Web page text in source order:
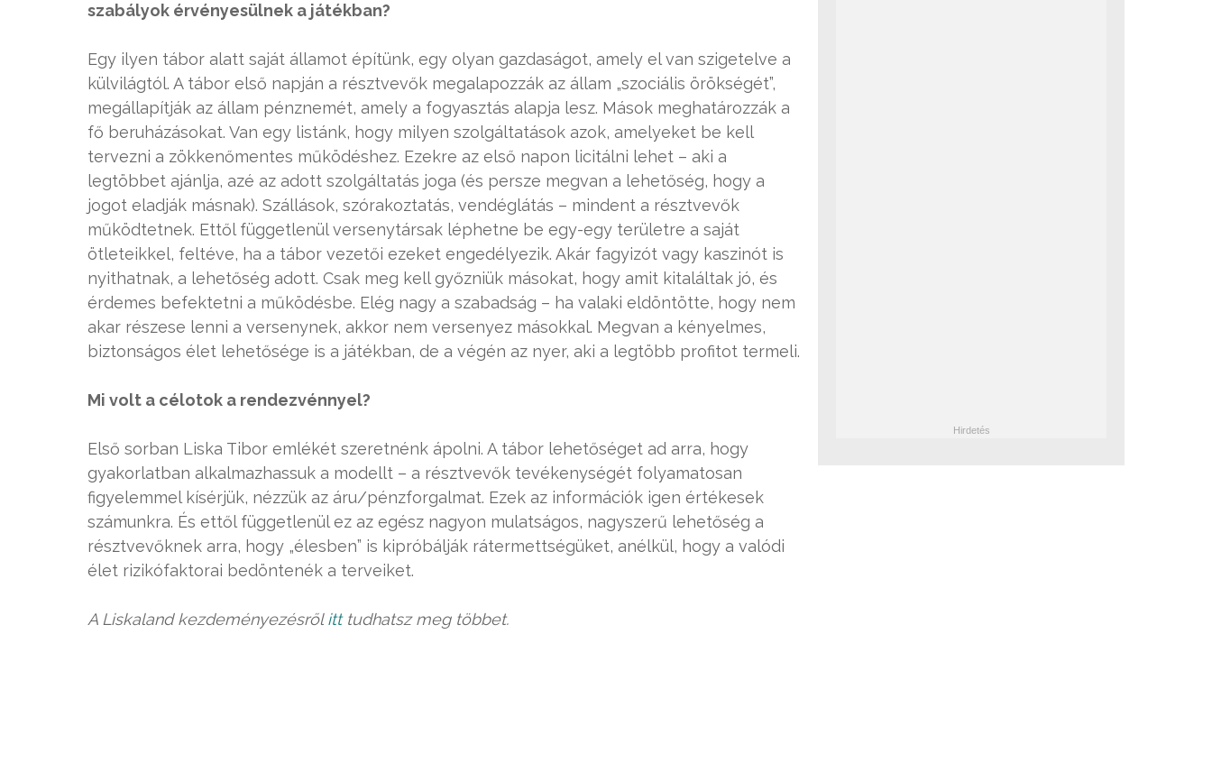
szabályok érvényesülnek a játékban?
Egy ilyen tábor alatt saját államot építünk, egy olyan gazdaságot, amely el van szigetelve a
külvilágtól. A tábor első napján a résztvevők megalapozzák az állam „szociális örökségét”,
megállapítják az állam pénznemét, amely a fogyasztás alapja lesz. Mások meghatározzák a
fő beruházásokat. Van egy listánk, hogy milyen szolgáltatások azok, amelyeket be kell
tervezni a zökkenőmentes működéshez. Ezekre az első napon licitálni lehet – aki a
legtöbbet ajánlja, azé az adott szolgáltatás joga (és persze megvan a lehetőség, hogy a
jogot eladják másnak). Szállások, szórakoztatás, vendéglátás – mindent a résztvevők
működtetnek. Ettől függetlenül versenytársak léphetne be egy-egy területre a saját
ötleteikkel, feltéve, ha a tábor vezetői ezeket engedélyezik. Akár fagyizót vagy kaszinót is
nyithatnak, a lehetőség adott. Csak meg kell győzniük másokat, hogy amit kitaláltak jó, és
érdemes befektetni a működésbe. Elég nagy a szabadság – ha valaki eldöntötte, hogy nem
akar részese lenni a versenynek, akkor nem versenyez másokkal. Megvan a kényelmes,
biztonságos élet lehetősége is a játékban, de a végén az nyer, aki a legtöbb profitot termeli.
Mi volt a célotok a rendezvénnyel?
Első sorban Liska Tibor emlékét szeretnénk ápolni. A tábor lehetőséget ad arra, hogy
gyakorlatban alkalmazhassuk a modellt – a résztvevők tevékenységét folyamatosan
figyelemmel kísérjük, nézzük az áru/pénzforgalmat. Ezek az információk igen értékesek
számunkra. És ettől függetlenül ez az egész nagyon mulatságos, nagyszerű lehetőség a
résztvevőknek arra, hogy „élesben” is kipróbálják rátermettségüket, anélkül, hogy a valódi
élet rizikófaktorai bedöntenék a terveiket.
A Liskaland kezdeményezésrőlitttudhatsz meg többet.